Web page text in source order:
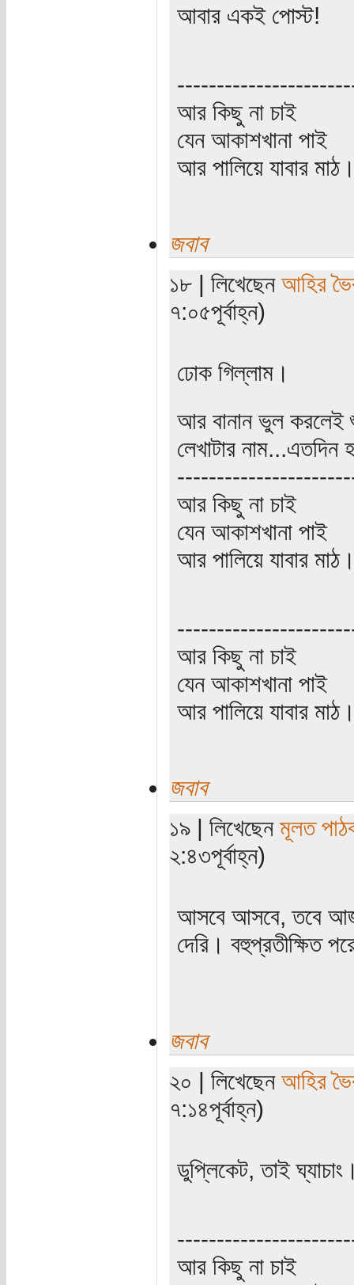
আবার একই পোস্ট!
আর কিছু না চাই
যেন আকাশখানা পাই
আর পালিয়ে যাবার
জবাব
১৮ | লিখেছেন আহির
৭:০৫পূর্বাহ্ন)
ঢোক গিল্‌লাম।
আর বানান ভুল করলেই
লেখাটার
আর কিছু না চাই
যেন আকাশখানা পাই
আর পালিয়ে যাবার
আর কিছু না চাই
যেন আকাশখানা পাই
আর পালিয়ে যাবার
জবাব
১৯ | লিখেছেন মূলত
২:৪৩পূর্বাহ্ন)
আসবে আসবে, তবে
দেরি। বহুপ্রতীক্ষিত
জবাব
২০ | লিখেছেন আহির
৭:১৪পূর্বাহ্ন)
ডুপ্লিকেট, তাই
আর কিছু না চাই